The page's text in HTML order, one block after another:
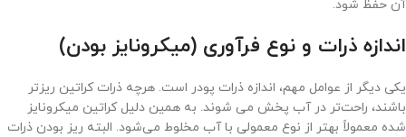
آن حفظ شود.
اندازه ذرات و نوع فرآوری (میکرونایز بودن)
یکی دیگر از عوامل مهم، اندازه ذرات پودر است. هرچه ذرات کراتین ریزتر
باشند، راحت‌تر در آب پخش می شوند. به همین دلیل کراتین میکرونایز
شده معمولاً بهتر از نوع معمولی با آب مخلوط می‌شود. البته ریز بودن ذرات